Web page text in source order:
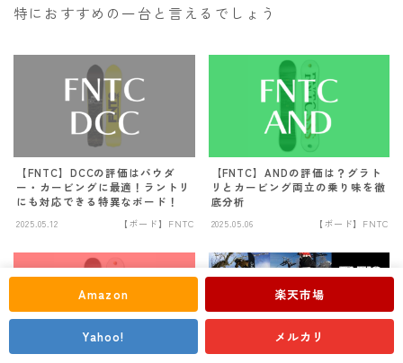
Follow Me
Amazon 楽天市場
Yahoo! メルカリ
特におすすめの一台と言えるでしょう
【FNTC】DCCの評価はパウダ
ー・カービングに最適！ラントリ
にも対応できる特異なボード！
2025.05.12 【ボード】FNTC
【FNTC】ANDの評価は？グラト
リとカービング両立の乗り味を徹
底分析
2025.05.06 【ボード】FNTC